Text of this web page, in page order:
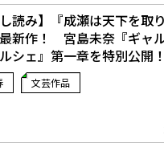
し読み】『成瀬は天下を取
新作！ 宮島未奈『ギャ
シェ』第一章を特別公開
文芸作品